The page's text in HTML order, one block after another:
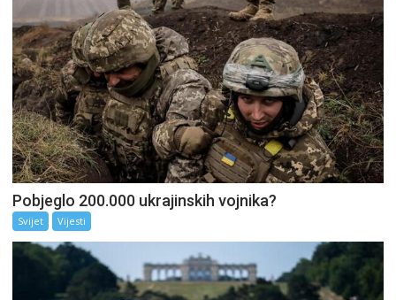
Pobjeglo 200.000 ukrajinskih vojnika?
Svijet Vijesti